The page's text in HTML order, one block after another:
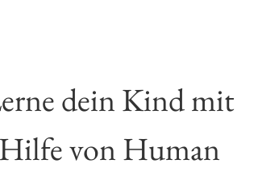
dein Kind mit
Hilfe von Human